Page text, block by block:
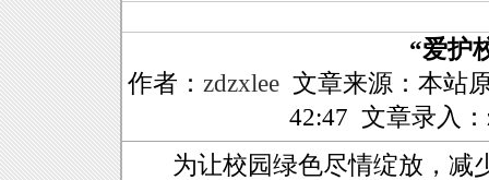
“爱护
作者： zdzxlee 文章来源：本站
42:47 文章录入
为让校园绿色尽情绽放，减